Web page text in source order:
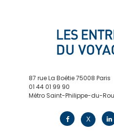
87 rue La Boétie 75008 Paris
01 44 01 99 90
Métro Saint-Philippe-du-
X